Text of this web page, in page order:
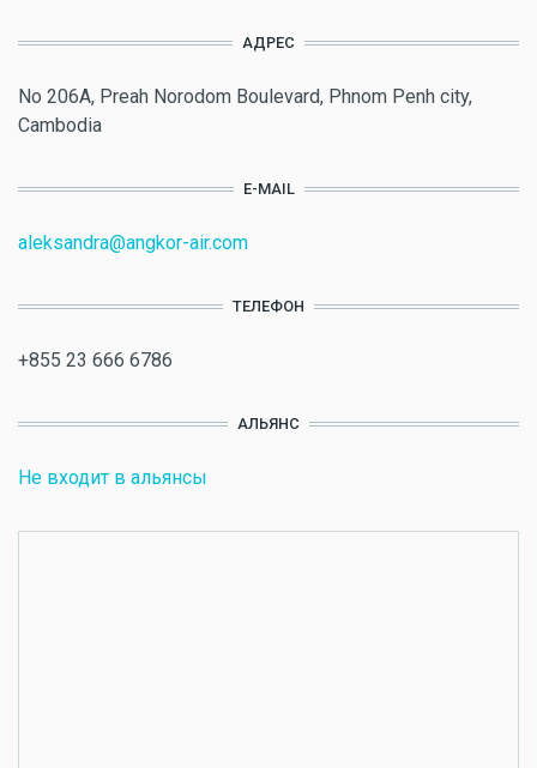
АДРЕС
No 206A, Preah Norodom Boulevard, Phnom Penh city,
Cambodia
E-MAIL
aleksandra@angkor-air.com
ТЕЛЕФОН
+855 23 666 6786
АЛЬЯНС
Не входит в альянсы